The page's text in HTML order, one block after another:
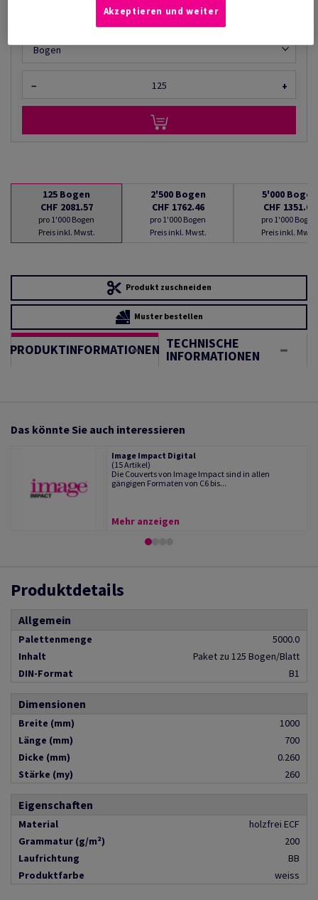
LIEFERBAR AB 10/08/2026
Mengenumrechner
Bogen
− +
125 Bogen
CHF 2081.57
pro 1'000 Bogen
Preis inkl. Mwst.
2'500 Bogen
CHF 1762.46
pro 1'000 Bogen
Preis inkl. Mwst.
5'000 Bogen
CHF 1351.68
pro 1'000 Bogen
Preis inkl. Mwst.
Produkt zuschneiden
Muster bestellen
PRODUKTINFORMATIONEN TECHNISCHE
INFORMATIONEN
Das könnte Sie auch interessieren
Image Impact Digital
(15 Artikel)
Die Couverts von Image Impact sind in allen
gängigen Formaten von C6 bis...
Mehr anzeigen
Produktdetails
Allgemein
Palettenmenge
5000.0
Inhalt
Paket zu 125 Bogen/Blatt
DIN-Format
B1
Dimensionen
Breite (mm)
1000
Länge (mm)
700
Dicke (mm)
0.260
Stärke (my)
260
Eigenschaften
Material
holzfrei ECF
Grammatur (g/m²)
200
Laufrichtung
BB
Produktfarbe
weiss
Akzeptieren und weiter